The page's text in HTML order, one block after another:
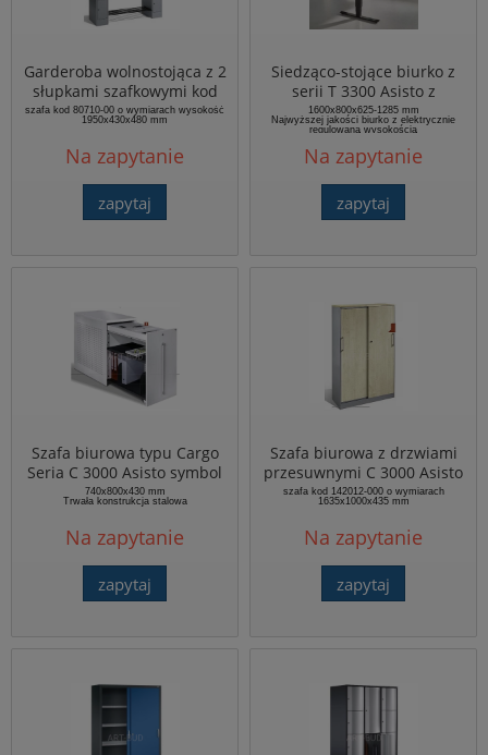
Garderoba wolnostojąca z 2
słupkami szafkowymi kod
80710-00
szafa kod 80710-00 o wymiarach wysokość
1950x430x480 mm
Na zapytanie
zapytaj
Siedząco-stojące biurko z
serii T 3300 Asisto z
elektrycznie regulowaną
wysokością kod 540490-1.1
o wymiarach
1600x800x625-1285 mm
1600x800x625-1285 mm
Najwyższej jakości biurko z elektrycznie
regulowaną wysokością
Na zapytanie
zapytaj
Szafa biurowa typu Cargo
Seria C 3000 Asisto symbol
148466-00L o wymiarach
740x800x430 mm
740x800x430 mm
Trwała konstrukcja stalowa
Na zapytanie
zapytaj
Szafa biurowa z drzwiami
przesuwnymi C 3000 Asisto
kod 142012-000
szafa kod 142012-000 o wymiarach
1635x1000x435 mm
Na zapytanie
zapytaj